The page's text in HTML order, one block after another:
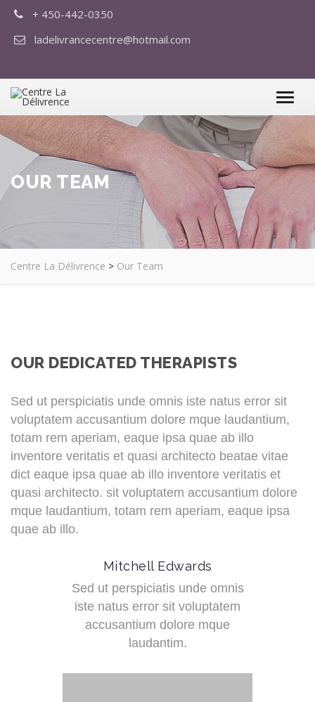
+ 450-442-0350
ladelivrancecentre@hotmail.com
OUR TEAM
Centre La Délivrence > Our Team
OUR DEDICATED THERAPISTS
Sed ut perspiciatis unde omnis iste natus error sit
voluptatem accusantium dolore mque laudantium,
totam rem aperiam, eaque ipsa quae ab illo
inventore veritatis et quasi architecto beatae vitae
dict eaque ipsa quae ab illo inventore veritatis et
quasi architecto. sit voluptatem accusantium dolore
mque laudantium, totam rem aperiam, eaque ipsa
quae ab illo.
Mitchell Edwards
Sed ut perspiciatis unde omnis
iste natus error sit voluptatem
accusantium dolore mque
laudantim.